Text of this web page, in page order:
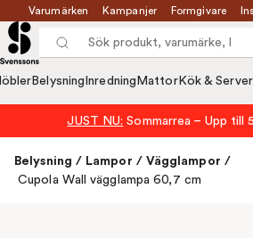
Varumärken Kampanjer Formgivare
Belysning Inredning MattorKök &
JUST NU: Sommarrea – Upp till
Belysning / Lampor / Vägglampor /
Cupola Wall vägglampa 60,7 cm